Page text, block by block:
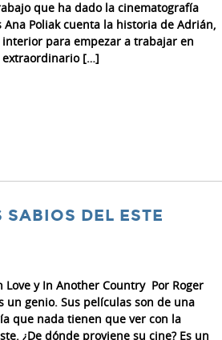
que ha dado la cinematografía
Ana Poliak cuenta la historia de Adrián,
para empezar a trabajar en
extraordinario […]
DEL ESTE
Love y In Another Country Por Roger
un genio. Sus películas son de una
que nada tienen que ver con la
¿De dónde proviene su cine? Es un